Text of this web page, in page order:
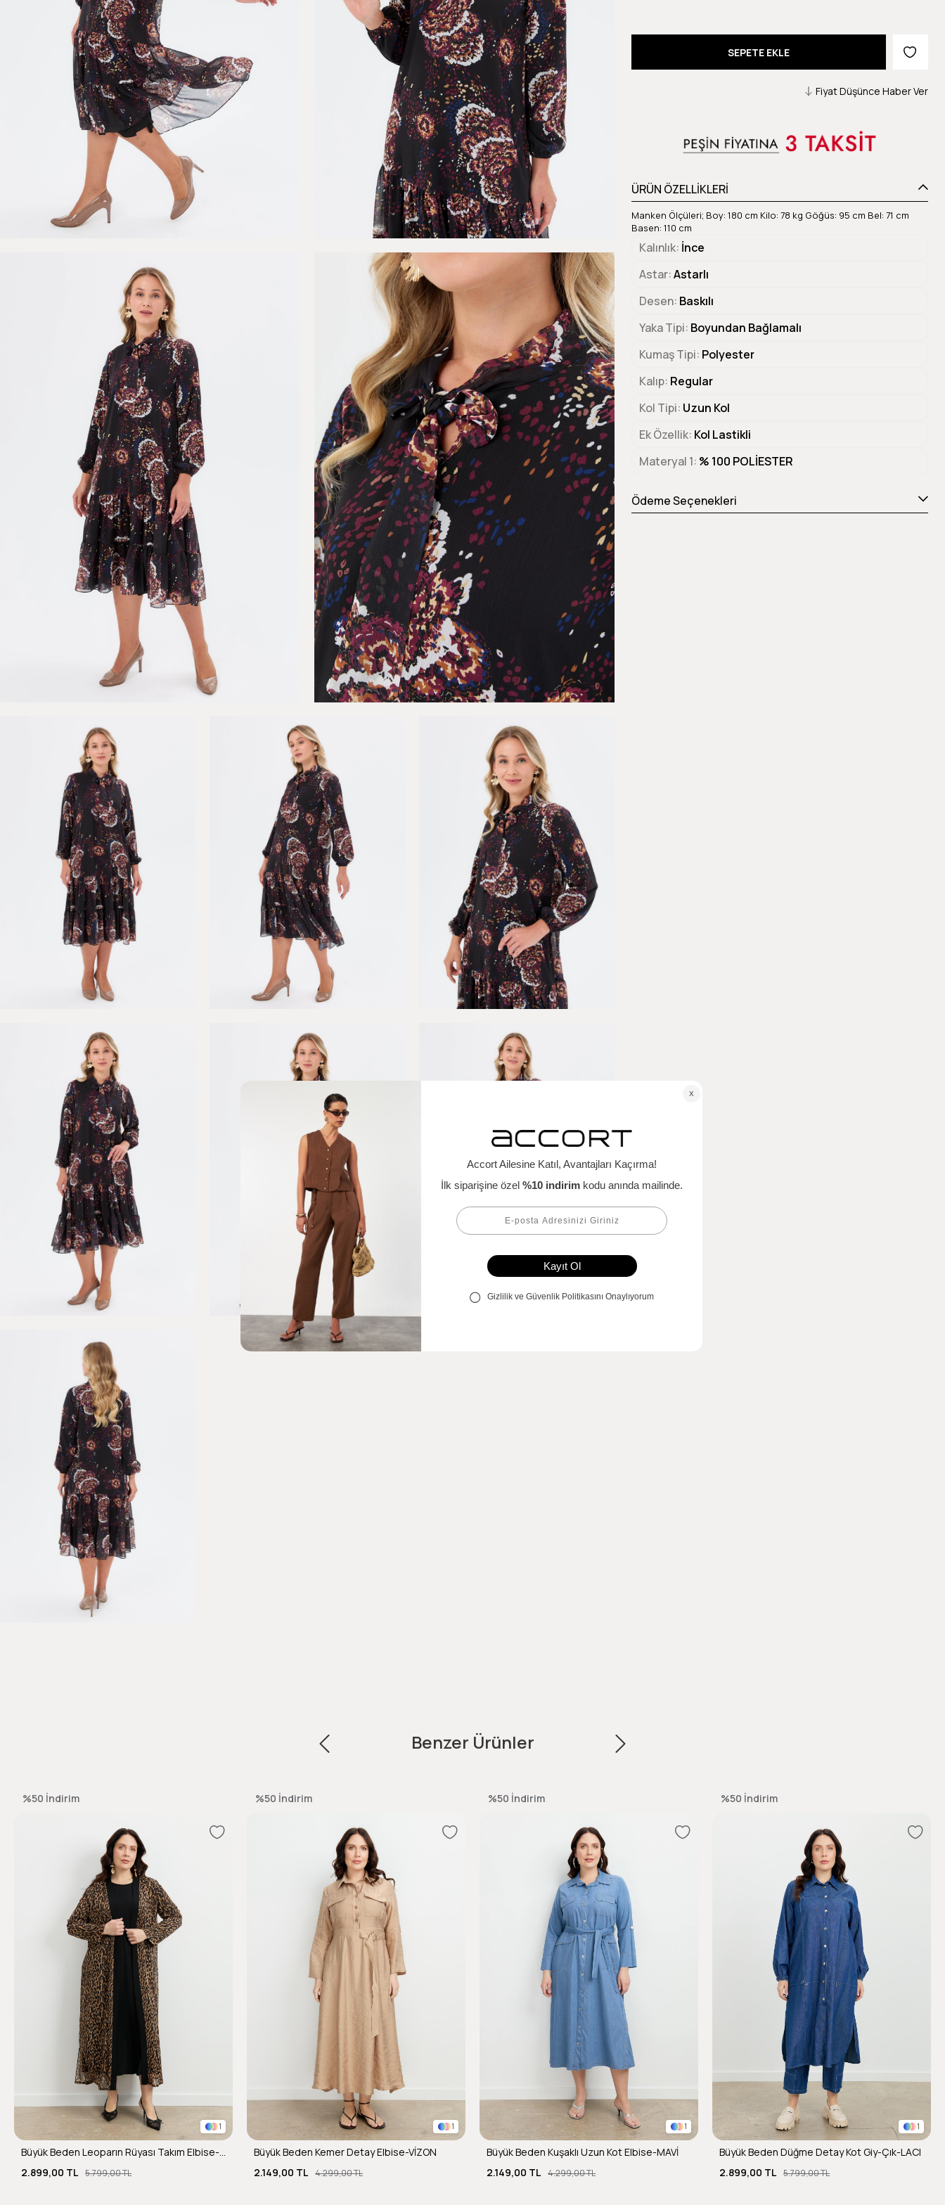
Fiyat Düşünce Haber Ver
ÜRÜN ÖZELLİKLERİ
Manken Ölçüleri; Boy: 180 cm Kilo: 78 kg Göğüs: 95 cm Bel: 71 cm
Basen: 110 cm
Kalınlık İnce
Astar Astarlı
Desen Baskılı
Yaka Tipi Boyundan Bağlamalı
Kumaş Tipi Polyester
Kalıp Regular
Kol Tipi Uzun Kol
Ek Özellik Kol Lastikli
Materyal 1 % 100 POLİESTER
Ödeme Seçenekleri
Benzer Ürünler
1
Büyük Beden Leoparın Rüyası Takım Elbise-CAMEL
2.899,00 TL 5.799,00 TL
%50 İndirim
1
Büyük Beden Kemer Detay Elbise-VİZON
2.149,00 TL 4.299,00 TL
%50 İndirim
1
Büyük Beden Kuşaklı Uzun Kot Elbise-MAVİ
2.149,00 TL 4.299,00 TL
%50 İndirim
1
Büyük Beden Düğme Detay Kot Giy-Çık-LACI
2.899,00 TL 5.799,00 TL
%50 İndirim